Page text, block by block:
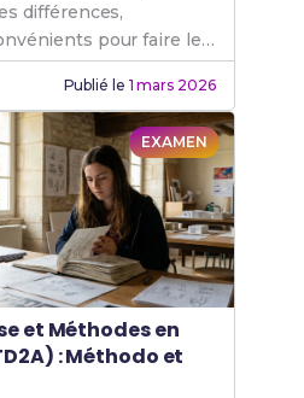
différences,
pour faire le
profil et tes projets.
Publié le 1 mars 2026
EXAMEN
et Méthodes en
: Méthodo et